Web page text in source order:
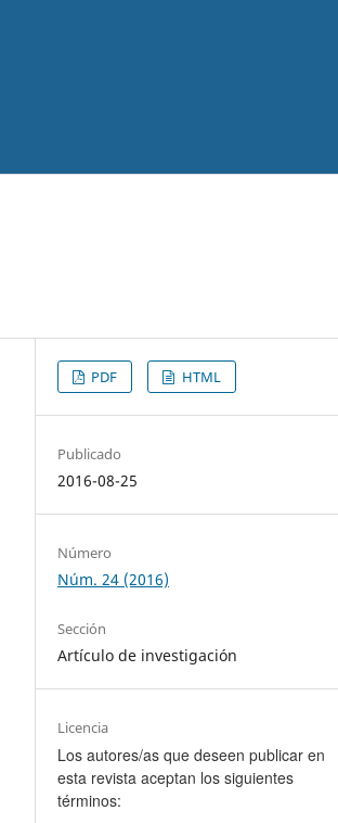
PDF HTML
Publicado
2016-08-25
Número
Núm. 24 (2016)
Sección
Artículo de investigación
Licencia
Los autores/as que deseen publicar en
esta revista aceptan los siguientes
términos: